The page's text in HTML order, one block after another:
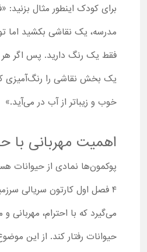
برای کودک اینطور مثال
مدرسه، یک نقاشی بکشید اما
فقط یک رنگ دارید. پس اگر
یک بخش نقاشی را رنگ‌آمیزی
خوب و زیباتر از آب در می‌آید.»
اهمیت مهربانی با
پوکمون‌ها نمادی از
۴ فصل اول کارتون سریالی
می‌گیرد که با احترام، مهربانی
حیوانات رفتار کند. از این